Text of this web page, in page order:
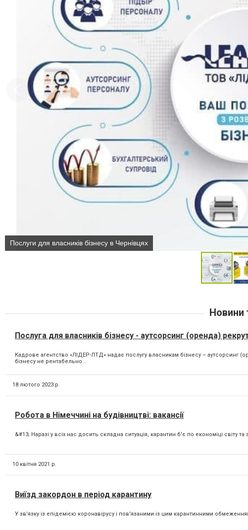
Послуги для власників бізнесу в Чернівцях
Новини
Послуга для власників бізнесу - аутсорсинг (оренда)
Кадрове агентство «ЛІДЕР-ЛТД» надає послугу власникам бізнесу –
бізнесу не рентабельно...
18 лютого 2023 р.
Робота в Німеччині на будівництві: вакансії
&#13; Наразі у всіх нас досить складна ситуація, карантин б'є по економіці
10 квітня 2021 р.
Виїзд закордон в період карантину
У зв'язку із епідемією коронавірусу і пов'язаними із цим карантинними